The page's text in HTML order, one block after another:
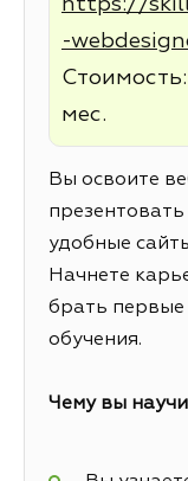
https://
-
мес.
Вы освоите
удобные
Начнете
брать первые
обучения.
Чему вы